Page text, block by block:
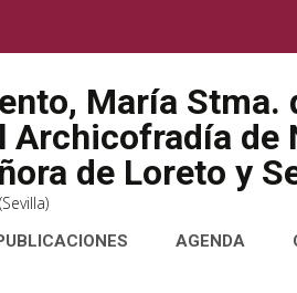
María Stma.
de
de Loreto y
AGENDA